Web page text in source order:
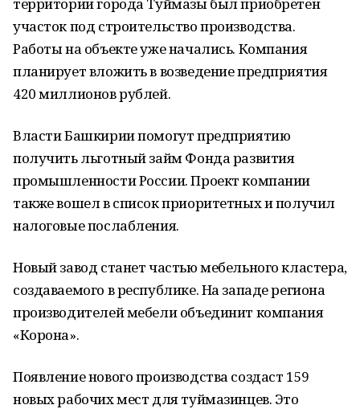
участок под строительство производства.
Работы на объекте уже начались. Компания
планирует вложить в возведение предприятия
420 миллионов рублей.
Власти Башкирии помогут предприятию
получить льготный займ Фонда развития
промышленности России. Проект компании
также вошел в список приоритетных и получил
налоговые послабления.
Новый завод станет частью мебельного кластера,
создаваемого в республике. На западе региона
производителей мебели объединит компания
«Корона».
Появление нового производства создаст 159
новых рабочих мест для туймазинцев. Это